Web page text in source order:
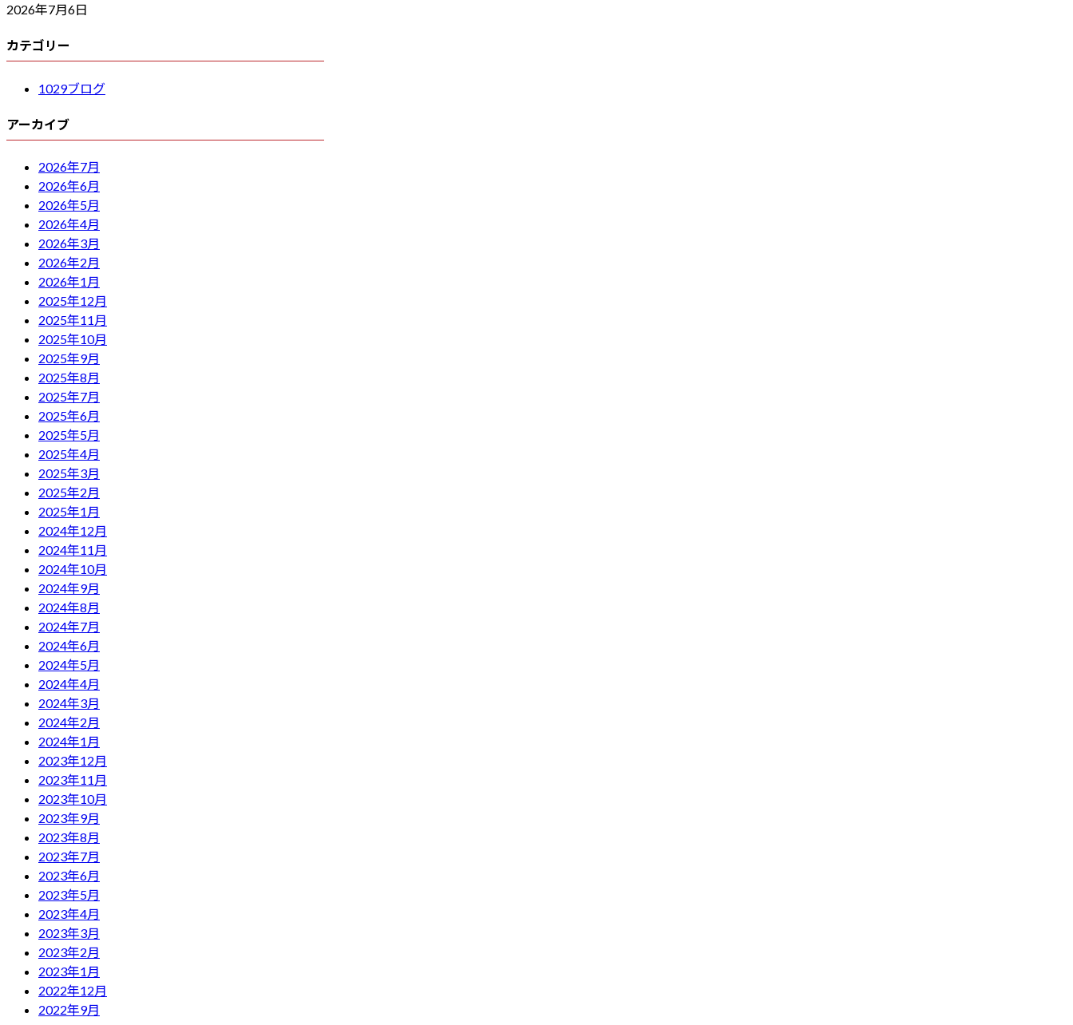
2026年7月6日
カテゴリー
1029ブログ
アーカイブ
2026年7月
2026年6月
2026年5月
2026年4月
2026年3月
2026年2月
2026年1月
2025年12月
2025年11月
2025年10月
2025年9月
2025年8月
2025年7月
2025年6月
2025年5月
2025年4月
2025年3月
2025年2月
2025年1月
2024年12月
2024年11月
2024年10月
2024年9月
2024年8月
2024年7月
2024年6月
2024年5月
2024年4月
2024年3月
2024年2月
2024年1月
2023年12月
2023年11月
2023年10月
2023年9月
2023年8月
2023年7月
2023年6月
2023年5月
2023年4月
2023年3月
2023年2月
2023年1月
2022年12月
2022年9月